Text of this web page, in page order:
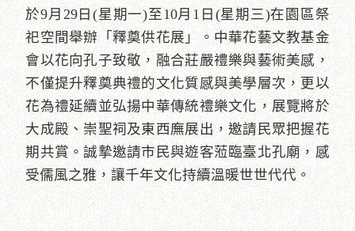
於9月29日(星期一)至10月1日(星期三)在園區祭
祀空間舉辦「釋奠供花展」。中華花藝文教基金
會以花向孔子致敬，融合莊嚴禮樂與藝術美感，
不僅提升釋奠典禮的文化質感與美學層次，更以
花為禮延續並弘揚中華傳統禮樂文化，展覽將於
大成殿、崇聖祠及東西廡展出，邀請民眾把握花
期共賞。誠摯邀請市民與遊客蒞臨臺北孔廟，感
受儒風之雅，讓千年文化持續溫暖世世代代。